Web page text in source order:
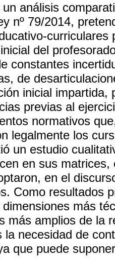
análisis
nº 79/2014,
curriculares
del
constantes
de
inicial impartida,
previas al
normativos
legalmente los
un estudio
en sus
en el
Como resultados
más
más amplios de la
la necesidad de
que puede